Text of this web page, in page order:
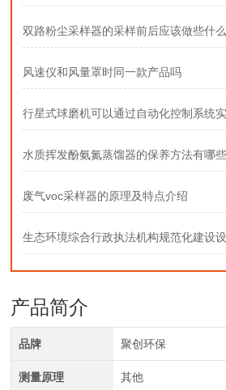
双路粉尘采样器的采样前后应该做些什么
风速仪和风量罩时同一款产品吗
行星式球磨机可以通过自动化控制系统
水质挥发酚氨氮蒸馏器的保养方法有哪些
废气voc采样器的原理及特点介绍
生态环境综合行政执法机构规范化建设
产品简介
品牌 聚创环保
测量原理 其他